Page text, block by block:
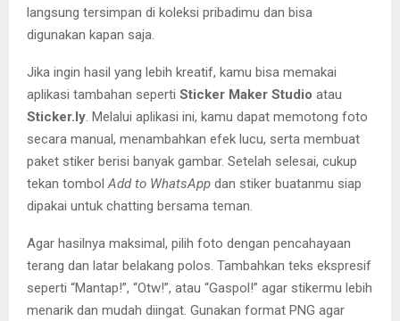
langsung tersimpan di koleksi pribadimu dan bisa
digunakan kapan saja.
Jika ingin hasil yang lebih kreatif, kamu bisa memakai
aplikasi tambahan seperti Sticker Maker Studio atau
Sticker.ly. Melalui aplikasi ini, kamu dapat memotong foto
secara manual, menambahkan efek lucu, serta membuat
paket stiker berisi banyak gambar. Setelah selesai, cukup
tekan tombolAdd to WhatsApp dan stiker buatanmu siap
dipakai untuk chatting bersama teman.
Agar hasilnya maksimal, pilih foto dengan pencahayaan
terang dan latar belakang polos. Tambahkan teks ekspresif
seperti “Mantap!”, “Otw!”, atau “Gaspol!” agar stikermu lebih
menarik dan mudah diingat. Gunakan format PNG agar